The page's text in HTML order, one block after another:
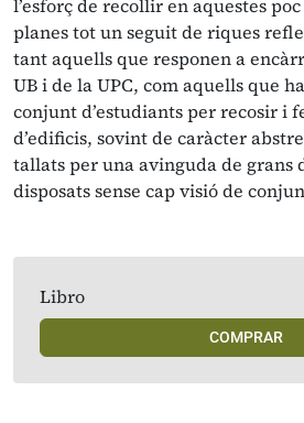
l’esforç de recollir en aquestes
planes tot un seguit de riques
tant aquells que responen a
UB i de la UPC, com aquells que
conjunt d’estudiants per recosir i
d’edificis, sovint de caràcter
tallats per una avinguda de grans
disposats sense cap visió de
Libro
COMPRAR